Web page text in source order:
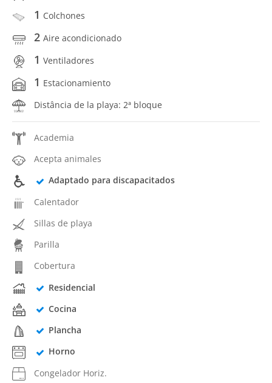
1 Colchones
2 Aire acondicionado
1 Ventiladores
1 Estacionamiento
Distância de la playa: 2ª bloque
Academia
Acepta animales
Adaptado para discapacitados
Calentador
Sillas de playa
Parilla
Cobertura
Residencial
Cocina
Plancha
Horno
Congelador Horiz.